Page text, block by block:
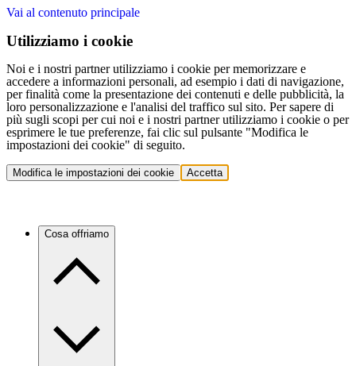
Vai al contenuto principale
Utilizziamo i cookie
Noi e i nostri partner utilizziamo i cookie per memorizzare e
accedere a informazioni personali, ad esempio i dati di navigazione,
per finalità come la presentazione dei contenuti e delle pubblicità, la
loro personalizzazione e l'analisi del traffico sul sito. Per sapere di
più sugli scopi per cui noi e i nostri partner utilizziamo i cookie o per
esprimere le tue preferenze, fai clic sul pulsante "Modifica le
impostazioni dei cookie" di seguito.
Modifica le impostazioni dei cookie Accetta
Cosa offriamo